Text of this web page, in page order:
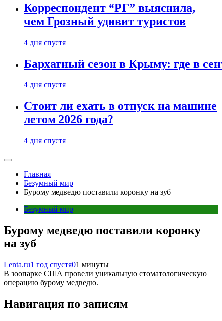
Корреспондент “РГ” выяснила,
чем Грозный удивит туристов
4 дня спустя
Бархатный сезон в Крыму: где в
4 дня спустя
Стоит ли ехать в отпуск на машине
летом 2026 года?
4 дня спустя
Главная
Безумный мир
Бурому медведю поставили коронку на зуб
Безумный мир
Бурому медведю поставили коронку
на зуб
Lenta.ru1 год спустя01 минуты
В зоопарке США провели уникальную стоматологическую
операцию бурому медведю.
Навигация по записям